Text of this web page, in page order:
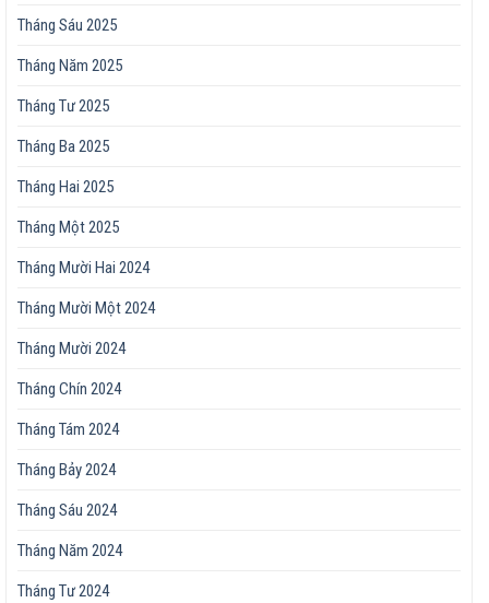
Tháng Sáu 2025
Tháng Năm 2025
Tháng Tư 2025
Tháng Ba 2025
Tháng Hai 2025
Tháng Một 2025
Tháng Mười Hai 2024
Tháng Mười Một 2024
Tháng Mười 2024
Tháng Chín 2024
Tháng Tám 2024
Tháng Bảy 2024
Tháng Sáu 2024
Tháng Năm 2024
Tháng Tư 2024